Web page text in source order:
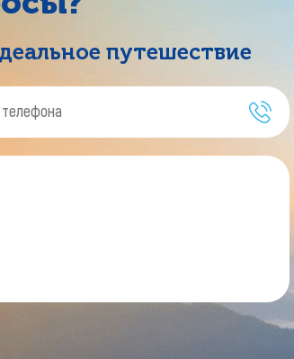
путешествие